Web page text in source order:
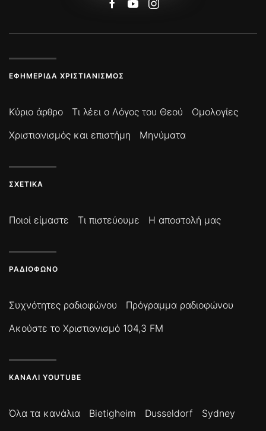
ΕΦΗΜΕΡΊΔΑ ΧΡΙΣΤΙΑΝΙΣΜΌΣ
Κύριο άρθρο Τι λέει ο Λόγος του Θεού
Ομολογίες
Χριστιανισμός και επιστήμη
Μηνύματα
ΣΧΕΤΙΚΆ
Ποιοί είμαστε Τι πιστεύουμε Η αποστολή μας
ΡΑΔΙΌΦΩΝΟ
Συχνότητες ραδιοφώνου
Πρόγραμμα ραδιοφώνου
Ακούστε το Χριστιανισμό 104,3 FM
ΚΑΝΆΛΙ YOUTUBE
Όλα τα κανάλια Bietigheim Dusseldorf
Sydney